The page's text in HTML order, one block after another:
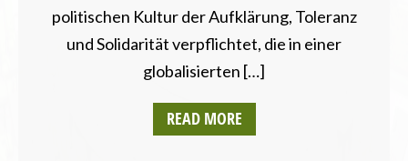
politischen Kultur der Aufklärung, Toleranz
und Solidarität verpflichtet, die in einer
globalisierten […]
READ MORE